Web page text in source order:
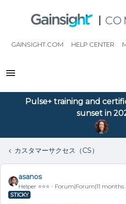
GAINSIGHT.COM HELP CENTER
Pulse+ training and
sunset in
カスタマーサクセス（CS）
asanos
Helper ⭐️⭐️⭐️ Forum|Forum|11 months
STICKY